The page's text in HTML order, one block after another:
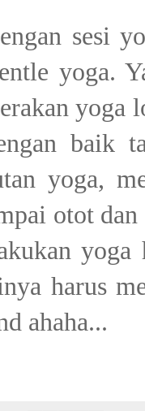
sesi
yoga.
baik
yoga,
otot
yoga
harus
ahaha...